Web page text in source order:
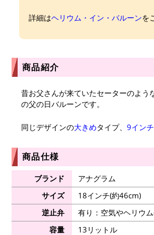
詳細はヘリウム・イン・バルーンを
商品紹介
昔お父さんが来ていたセーターのよ
の父の日バルーンです。
同じデザインの大きめタイプ、 9インチ
商品仕様
ブランド
アナグラム
サイズ
18インチ(約46cm)
逆止弁
有り：空気やヘリウ
容量
13リットル